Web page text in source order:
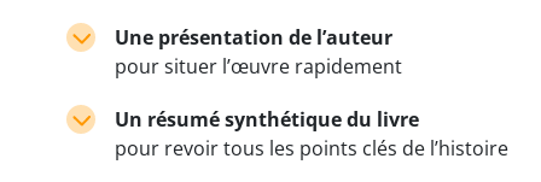
Une présentation de l’auteur
pour situer l’œuvre rapidement
Un résumé synthétique du livre
pour revoir tous les points clés de l’histoire